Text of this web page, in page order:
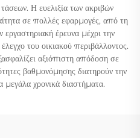
Η ευελιξία των ακριβών
σε πολλές εφαρμογές, από τη
έρευνα μέχρι την
του οικιακού περιβάλλοντος.
αξιόπιστη απόδοση σε
βαθμονόμησης διατηρούν την
μεγάλα χρονικά διαστήματα.